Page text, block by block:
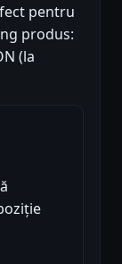
pentru
produs:
(la